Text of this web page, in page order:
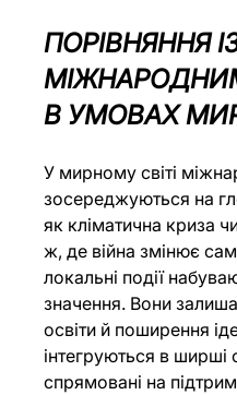
ПОРІВНЯННЯ
В УМОВАХ
У мирному світі
зосереджуються на
як кліматична криза
ж, де війна змінює
локальні події
значення. Вони
освіти й поширення
інтегруються в ширші
спрямовані на